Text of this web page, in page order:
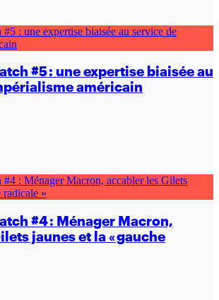
#5 : une expertise biaisée au
américain
#4 : Ménager Macron,
jaunes et la « gauche